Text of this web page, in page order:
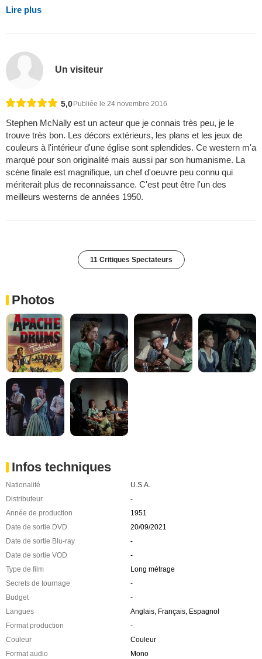
Lire plus
Un visiteur
5,0 Publiée le 24 novembre 2016
Stephen McNally est un acteur que je connais très peu, je le
trouve très bon. Les décors extérieurs, les plans et les jeux de
couleurs à l'intérieur d'une église sont splendides. Ce western m'a
marqué pour son originalité mais aussi par son humanisme. La
scène finale est magnifique, un chef d'oeuvre peu connu qui
mériterait plus de reconnaissance. C'est peut être l'un des
meilleurs westerns de années 1950.
11 Critiques Spectateurs
Photos
Infos techniques
Nationalité
U.S.A.
Distributeur
-
Année de production
1951
Date de sortie DVD
20/09/2021
Date de sortie Blu-ray
-
Date de sortie VOD
-
Type de film
Long métrage
Secrets de tournage
-
Budget
-
Langues
Anglais, Français, Espagnol
Format production
-
Couleur
Couleur
Format audio
Mono